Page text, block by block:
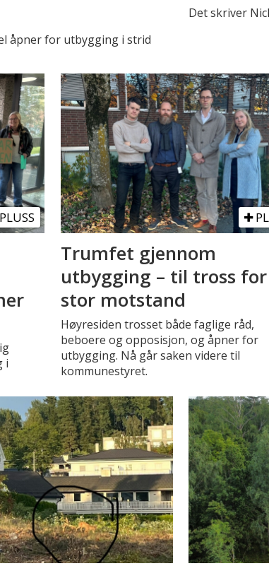
åpner for utbygging i strid
Det skriver
i
Trumfet gjennom
utbygging – til tross for
stor motstand
Høyresiden trosset både faglige råd,
beboere og opposisjon, og åpner for
utbygging. Nå går saken videre til
kommunestyret.